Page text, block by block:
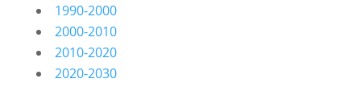
1990-2000
2000-2010
2010-2020
2020-2030